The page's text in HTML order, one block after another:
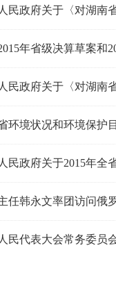
任韩永文率团访问俄
民代表大会常务委员